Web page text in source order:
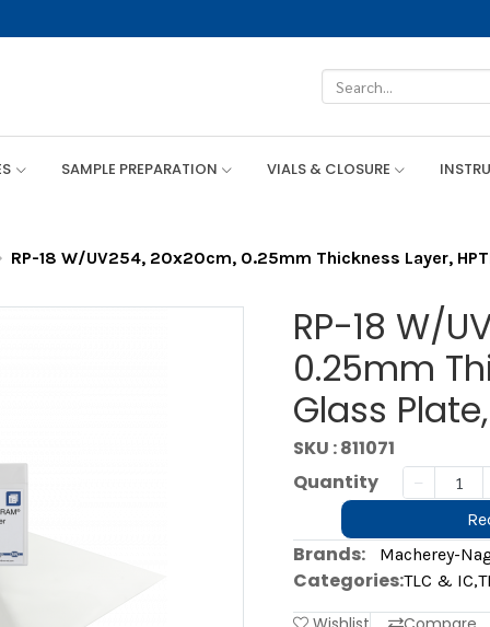
SAMPLE PREPARATION VIALS & CLOSURE
RP-18 W/UV254, 20x20cm, 0.25mm Thickness Layer,
RP-18 W/
0.25mm
Glass
SKU : 811071
Quantity
Brands: Macherey-
Categories:TLC & IC,